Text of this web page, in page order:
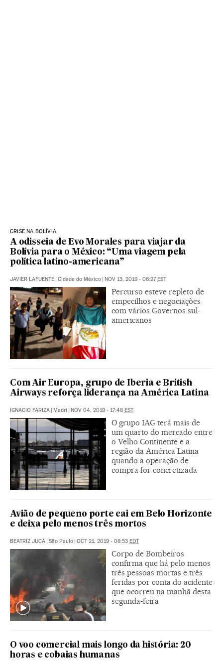
CRISE NA BOLÍVIA
A odisseia de Evo Morales para viajar da
Bolívia para o México: “Uma viagem pela
política latino-americana”
JAVIER LAFUENTE | Cidade do México | NOV 13, 2019 - 06:27EST
Percurso esteve repleto de
empecilhos e negociações
com vários Governos sul-
americanos
Com Air Europa, grupo de Iberia e British
Airways reforça liderança na América Latina
IGNACIO FARIZA | Madri | NOV 04, 2019 - 17:48 EST
O grupo IAG terá mais de
um quarto do mercado entre
o Velho Continente e a
região da América Latina
quando a operação de
compra for concretizada
Avião de pequeno porte cai em Belo Horizonte
e deixa pelo menos três mortos
BEATRIZ JUCÁ | São Paulo | OCT 21, 2019 - 08:53 EDT
Corpo de Bombeiros
confirma que há pelo menos
três pessoas mortas e três
feridas por conta do acidente
que ocorreu na manhã desta
segunda-feira
O voo comercial mais longo da história: 20
horas e cobaias humanas